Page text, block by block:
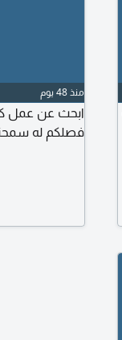
منذ 48 يوم
ابحث عن عمل
فصلكم له